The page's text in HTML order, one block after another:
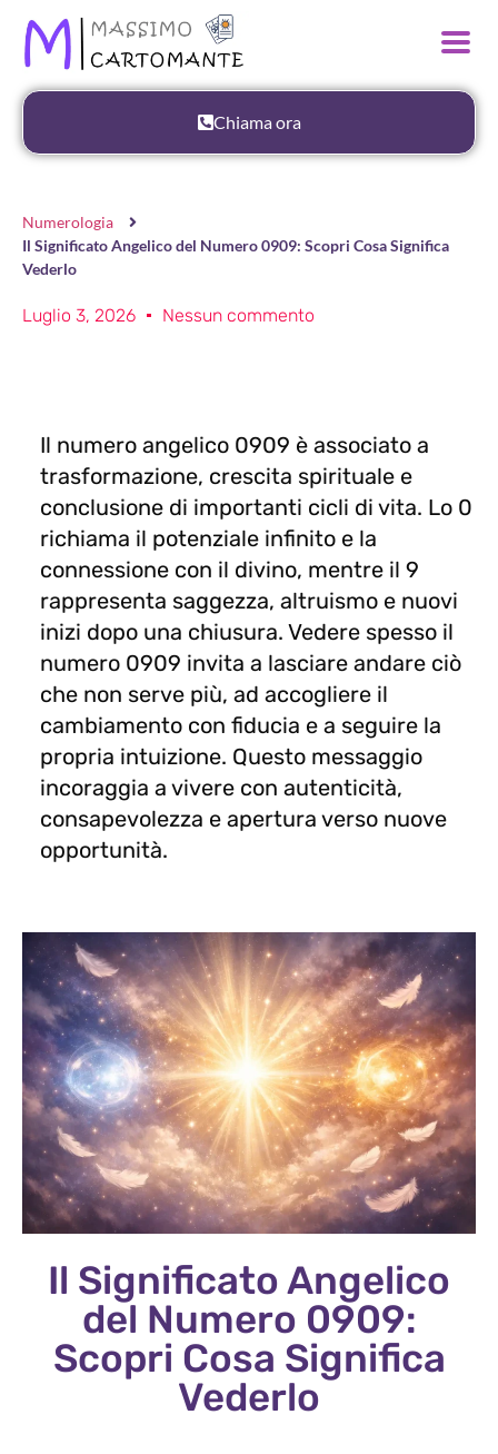
Chiama ora
Numerologia
Il Significato Angelico del Numero 0909: Scopri Cosa Significa
Vederlo
Luglio 3, 2026 Nessun commento
Il numero angelico 0909 è associato a
trasformazione, crescita spirituale e
conclusione di importanti cicli di vita. Lo 0
richiama il potenziale infinito e la
connessione con il divino, mentre il 9
rappresenta saggezza, altruismo e nuovi
inizi dopo una chiusura. Vedere spesso il
numero 0909 invita a lasciare andare ciò
che non serve più, ad accogliere il
cambiamento con fiducia e a seguire la
propria intuizione. Questo messaggio
incoraggia a vivere con autenticità,
consapevolezza e apertura verso nuove
opportunità.
Il Significato Angelico
del Numero 0909:
Scopri Cosa Significa
Vederlo